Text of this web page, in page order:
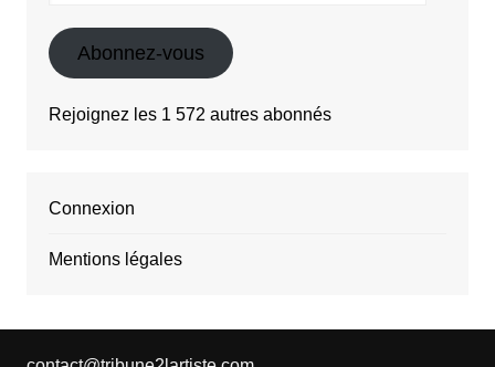
Abonnez-vous
Rejoignez les 1 572 autres abonnés
Connexion
Mentions légales